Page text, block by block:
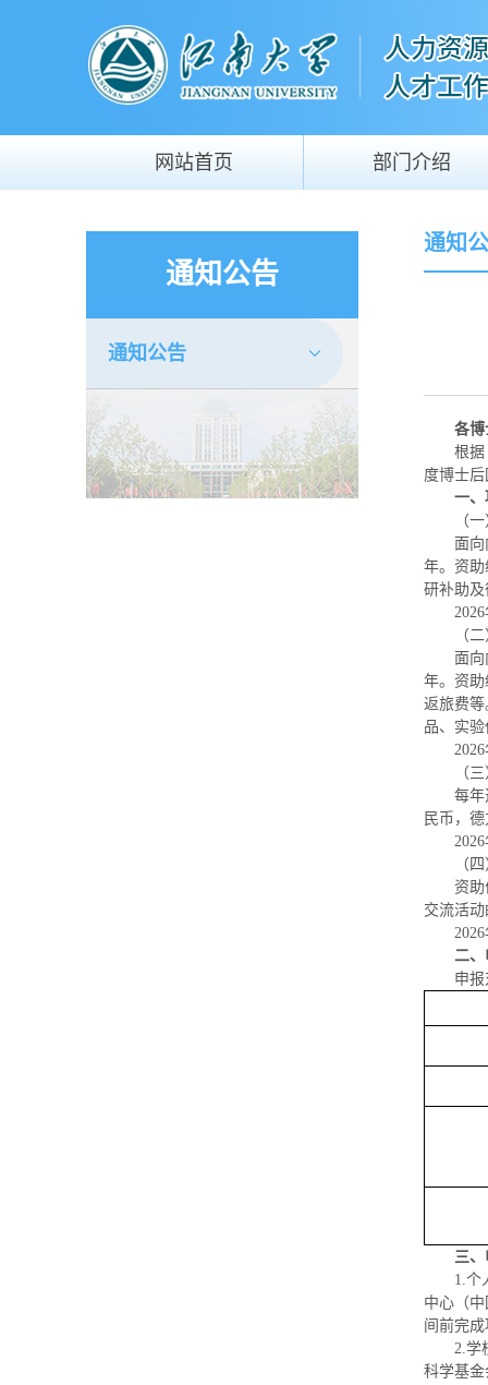
网站首页 部门介绍
通知公告
通知公告
通知
各博
根据
度博士
一、
（
面
年。资助
研补助
（
面
年。资
返旅费
品、实
（
每年
民币，
（
资助
交流活
二、
申
三
1.个
中心（
间前完
2.学
科学基金